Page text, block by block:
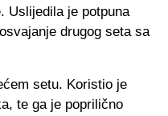
Uslijedila je potpuna
drugog seta sa
setu. Koristio je
te ga je poprilično